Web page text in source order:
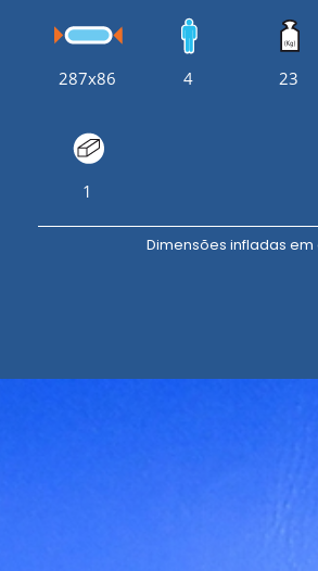
287x86 4 23
1
Dimensões infladas em